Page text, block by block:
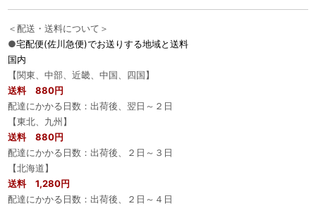
＜配送・送料について＞
●宅配便(佐川急便)でお送りする地域と送料
国内
【関東、中部、近畿、中国、四国】
送料 880円
配達にかかる日数：出荷後、翌日～２日
【東北、九州】
送料 880円
配達にかかる日数：出荷後、２日～３日
【北海道】
送料 1,280円
配達にかかる日数：出荷後、２日～４日